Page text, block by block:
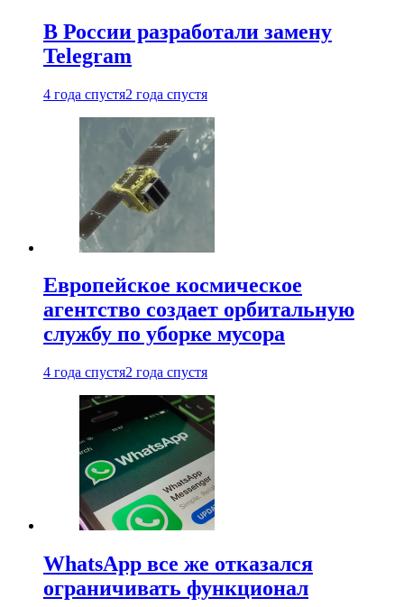
В России разработали замену
Telegram
4 года спустя2 года спустя
Европейское космическое
агентство создает орбитальную
службу по уборке мусора
4 года спустя2 года спустя
WhatsApp все же отказался
ограничивать функционал